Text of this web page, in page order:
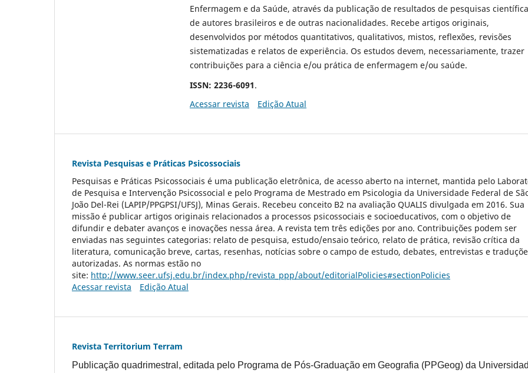
Enfermagem e da Saúde, através da publicação de resultados de pesquisas
de autores brasileiros e de outras nacionalidades. Recebe artigos originais,
desenvolvidos por métodos quantitativos, qualitativos, mistos, reflexões, revisões
sistematizadas e relatos de experiência. Os estudos devem, necessariamente, trazer
contribuições para a ciência e/ou prática de enfermagem e/ou saúde.
ISSN: 2236-6091.
Acessar revista
Edição Atual
Revista Pesquisas e Práticas Psicossociais
Pesquisas e Práticas Psicossociais é uma publicação eletrônica, de acesso aberto na internet, mantida pelo
de Pesquisa e Intervenção Psicossocial e pelo Programa de Mestrado em Psicologia da Universidade Federal de
João Del-Rei (LAPIP/PPGPSI/UFSJ), Minas Gerais. Recebeu conceito B2 na avaliação QUALIS divulgada em 2016. Sua
missão é publicar artigos originais relacionados a processos psicossociais e socioeducativos, com o objetivo de
difundir e debater avanços e inovações nessa área. A revista tem três edições por ano. Contribuições podem ser
enviadas nas seguintes categorias: relato de pesquisa, estudo/ensaio teórico, relato de prática, revisão crítica da
literatura, comunicação breve, cartas, resenhas, notícias sobre o campo de estudo, debates, entrevistas e
autorizadas. As normas estão no
site: http://www.seer.ufsj.edu.br/index.php/revista_ppp/about/editorialPolicies#sectionPolicies
Acessar revista
Edição Atual
Revista Territorium Terram
Publicação quadrimestral, editada pelo Programa de Pós-Graduação em Geografia (PPGeog) da